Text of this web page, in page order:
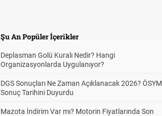
Şu An Popüler İçerikler
Deplasman Golü Kuralı Nedir? Hangi
Organizasyonlarda Uygulanıyor?
DGS Sonuçları Ne Zaman Açıklanacak 2026? ÖSYM
Sonuç Tarihini Duyurdu
Mazota İndirim Var mı? Motorin Fiyatlarında Son